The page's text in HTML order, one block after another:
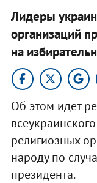
Лидеры
организаций
на
Об этом идет
религиозных
народу по
президента.